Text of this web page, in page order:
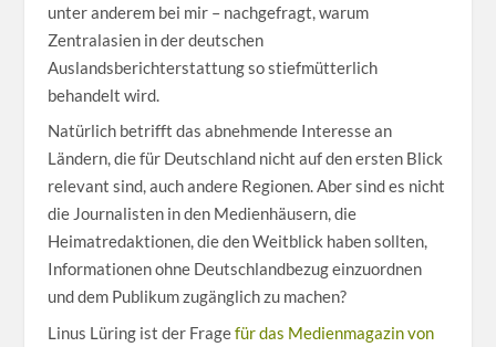
unter anderem bei mir – nachgefragt, warum
Zentralasien in der deutschen
Auslandsberichterstattung so stiefmütterlich
behandelt wird.
Natürlich betrifft das abnehmende Interesse an
Ländern, die für Deutschland nicht auf den ersten Blick
relevant sind, auch andere Regionen. Aber sind es nicht
die Journalisten in den Medienhäusern, die
Heimatredaktionen, die den Weitblick haben sollten,
Informationen ohne Deutschlandbezug einzuordnen
und dem Publikum zugänglich zu machen?
Linus Lüring ist der Fragefür das Medienmagazin von